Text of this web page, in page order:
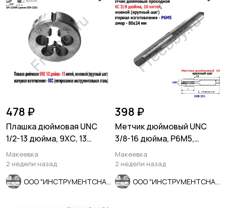
478 ₽
Плашка дюймовая UNC
1/2-13 дюйма, 9ХС, 13
ниток, 38/14 мм, DIN 223
Макеевка
2 недели назад
398 ₽
Метчик дюймовый UNC
3/8-16 дюйма, Р6М5,
штучный, 16 ниток 80/24
мм.
Макеевка
2 недели назад